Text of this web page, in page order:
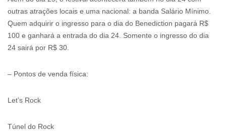
outras atrações locais e uma nacional: a banda Salário Mínimo.
Quem adquirir o ingresso para o dia do Benediction pagará R$
100 e ganhará a entrada do dia 24. Somente o ingresso do dia
24 sairá por R$ 30.
– Pontos de venda física:
Let’s Rock
Túnel do Rock